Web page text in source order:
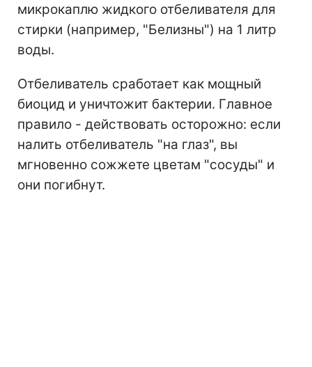
микрокаплю жидкого отбеливателя для
стирки (например, "Белизны") на 1 литр
воды.
Отбеливатель сработает как мощный
биоцид и уничтожит бактерии. Главное
правило - действовать осторожно: если
налить отбеливатель "на глаз", вы
мгновенно сожжете цветам "сосуды" и
они погибнут.